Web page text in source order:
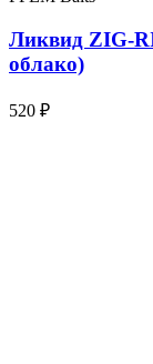
Ликвид ZIG-
облако)
520 ₽